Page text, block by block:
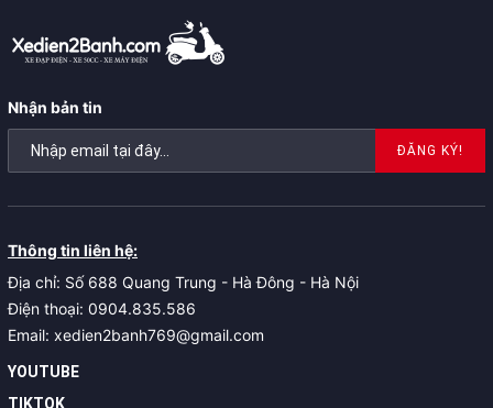
Nhận bản tin
ĐĂNG KÝ!
Thông tin liên hệ:
Địa chỉ: Số 688 Quang Trung - Hà Đông - Hà Nội
Điện thoại: 0904.835.586
Email: xedien2banh769@gmail.com
YOUTUBE
TIKTOK